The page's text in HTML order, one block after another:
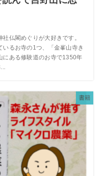
仏閣めぐりが大好きです。
るお寺の1つ、「金峯山寺き
にある修験道のお寺で1350年
書籍